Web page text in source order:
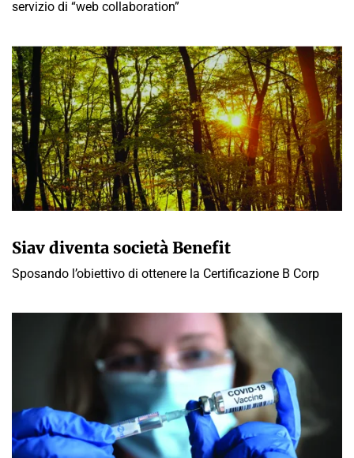
servizio di “web collaboration”
Siav diventa società Benefit
Sposando l’obiettivo di ottenere la Certificazione B Corp